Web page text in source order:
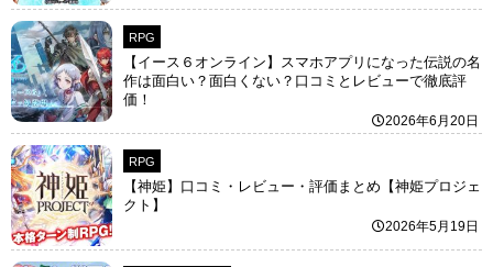
RPG
【イース６オンライン】スマホアプリになった伝説の名
作は面白い？面白くない？口コミとレビューで徹底評
価！
2026年6月20日
RPG
【神姫】口コミ・レビュー・評価まとめ【神姫プロジェ
クト】
2026年5月19日